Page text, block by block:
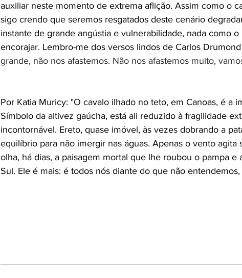
auxiliar neste momento de extrema aflição. Assim como o
sigo crendo que seremos resgatados deste cenário
instante de grande angústia e vulnerabilidade, nada como
encorajar. Lembro-me dos versos lindos de Carlos Drumond
grande, não nos afastemos. Não nos afastemos muito,
Por Katia Muricy: "O cavalo ilhado no teto, em Canoas, é a
Símbolo da altivez gaúcha, está ali reduzido à fragilidade
incontornável. Ereto, quase imóvel, às vezes dobrando a
equilíbrio para não imergir nas águas. Apenas o vento agita
olha, há dias, a paisagem mortal que lhe roubou o pampa e
Sul. Ele é mais: é todos nós diante do que não